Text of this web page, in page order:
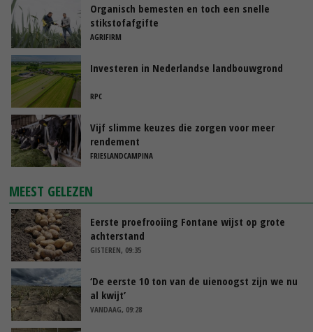
Organisch bemesten en toch een snelle
stikstofafgifte
AGRIFIRM
Investeren in Nederlandse landbouwgrond
RPC
Vijf slimme keuzes die zorgen voor meer
rendement
FRIESLANDCAMPINA
MEEST GELEZEN
Eerste proefrooiing Fontane wijst op grote
achterstand
GISTEREN, 09:35
‘De eerste 10 ton van de uienoogst zijn we nu
al kwijt’
VANDAAG, 09:28